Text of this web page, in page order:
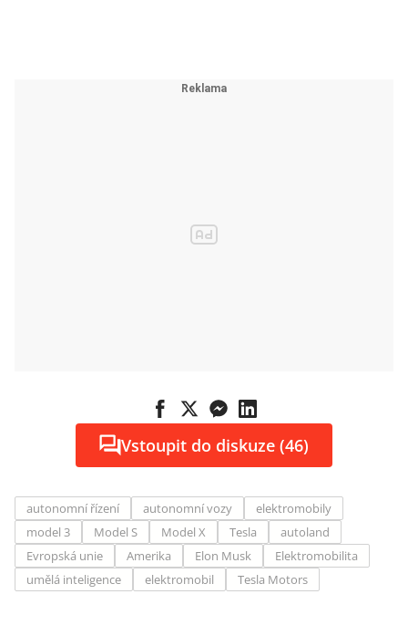
Vstoupit do diskuze (46)
autonomní řízení autonomní vozy
elektromobily
model 3
Model S Model X Tesla
autoland
Evropská unie
Amerika Elon Musk
Elektromobilita
umělá inteligence
elektromobil Tesla Motors